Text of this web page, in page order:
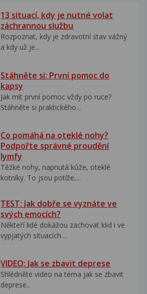
13 situací, kdy je nutné volat
záchrannou službu
Rozpoznat, kdy je zdravotní stav vážný
a kdy už je...
Stáhněte si: První pomoc do
kapsy
Jak mít první pomoc vždy po ruce?
Stáhněte si praktického...
Co pomáhá na oteklé nohy?
Podpořte správné proudění
lymfy
Těžké nohy, napnutá kůže, oteklé
kotníky. To jsou potíže,...
TEST: Jak dobře se vyznáte ve
svých emocích?
Někteří lidé dokážou zachovat klid i ve
vypjatých situacích....
VIDEO: Jak se zbavit deprese
Shlédněte video na téma jak se zbavit
deprese..